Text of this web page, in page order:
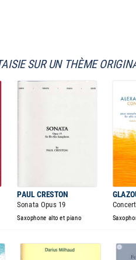
SUR UN THÈME
PAUL CRESTON
Sonata Opus 19
Saxophone alto et piano